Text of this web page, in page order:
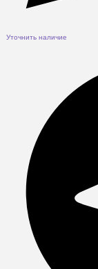
Уточнить наличие